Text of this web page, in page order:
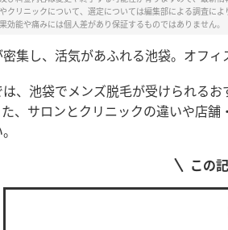
クリニックについて、選定については編集部による調査によ
効能や痛みには個人差があり保証するものではありません。
集し、活気があふれる池袋。オフ
、池袋でメンズ脱毛が受けられる
た、サロンとクリニックの違いや店
この